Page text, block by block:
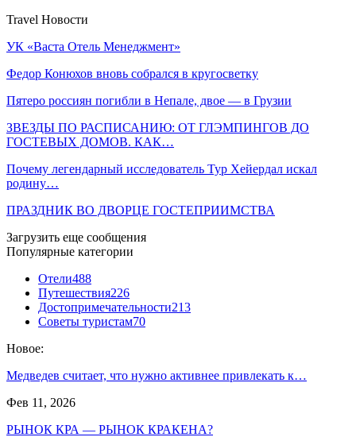
Travel Новости
УК «Васта Отель Менеджмент»
Федор Конюхов вновь собрался в кругосветку
Пятеро россиян погибли в Непале, двое — в Грузии
ЗВЕЗДЫ ПО РАСПИСАНИЮ: ОТ ГЛЭМПИНГОВ ДО
ГОСТЕВЫХ ДОМОВ. КАК…
Почему легендарный исследователь Тур Хейердал искал
родину…
ПРАЗДНИК ВО ДВОРЦЕ ГОСТЕПРИИМСТВА
Загрузить еще сообщения
Популярные категории
Отели488
Путешествия226
Достопримечательности213
Советы туристам70
Новое:
Медведев считает, что нужно активнее привлекать к…
Фев 11, 2026
РЫНОК КРА — РЫНОК КРАКЕНА?